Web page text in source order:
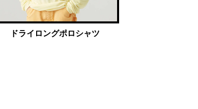
ドライロングポロシャツ